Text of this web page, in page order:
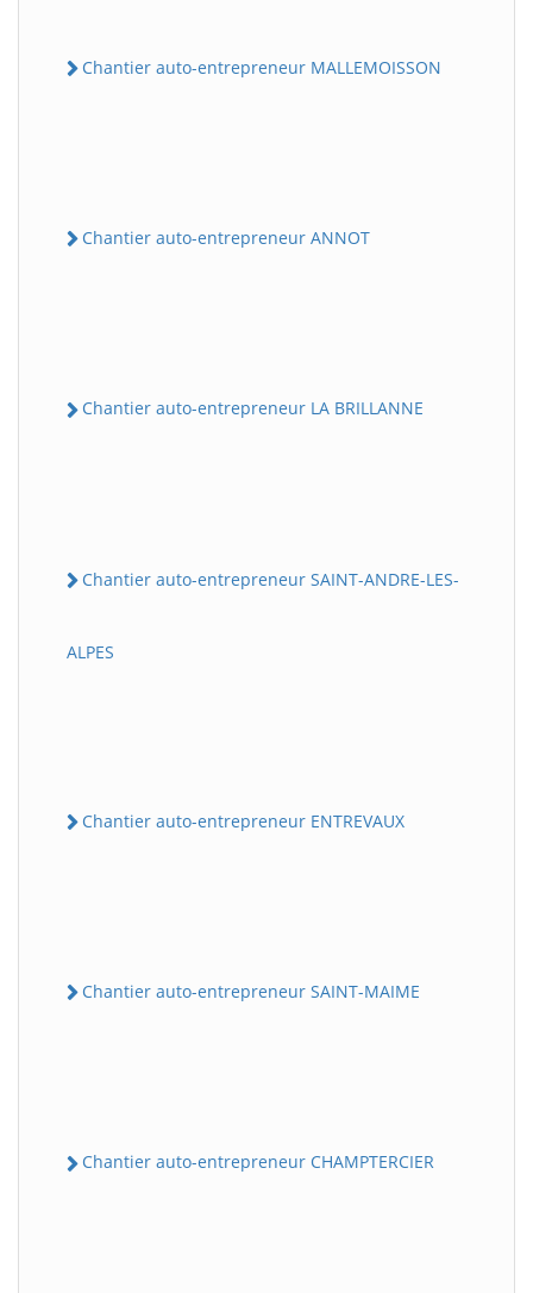
Chantier auto-entrepreneur MALLEMOISSON
Chantier auto-entrepreneur ANNOT
Chantier auto-entrepreneur LA BRILLANNE
Chantier auto-entrepreneur SAINT-ANDRE-LES-
ALPES
Chantier auto-entrepreneur ENTREVAUX
Chantier auto-entrepreneur SAINT-MAIME
Chantier auto-entrepreneur CHAMPTERCIER